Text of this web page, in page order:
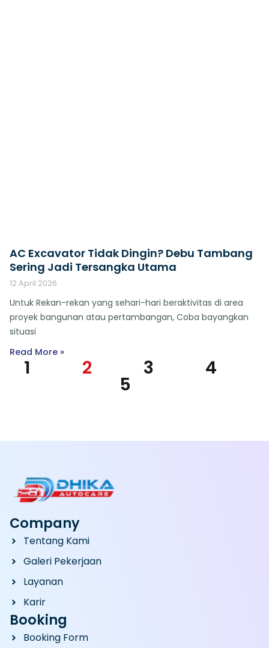
AC Excavator Tidak Dingin? Debu Tambang
Sering Jadi Tersangka Utama
12 April 2026
Untuk Rekan-rekan yang sehari-hari beraktivitas di area
proyek bangunan atau pertambangan, Coba bayangkan
situasi
Read More »
1 2 3 4
5
Company
Tentang Kami
Galeri Pekerjaan
Layanan
Karir
Booking
Booking Form